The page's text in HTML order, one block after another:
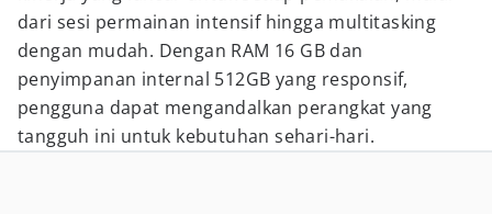
dari sesi permainan intensif hingga multitasking
dengan mudah. Dengan RAM 16 GB dan
penyimpanan internal 512GB yang responsif,
pengguna dapat mengandalkan perangkat yang
tangguh ini untuk kebutuhan sehari-hari.